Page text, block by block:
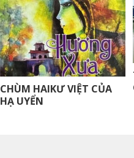
CHÙM HAIKƯ VIỆT CỦA
HẠ UYỂN